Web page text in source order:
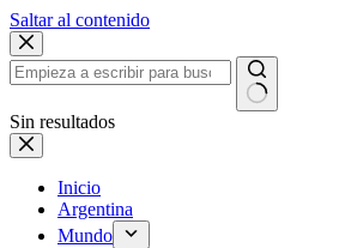
Saltar al contenido
Sin resultados
Inicio
Argentina
Mundo